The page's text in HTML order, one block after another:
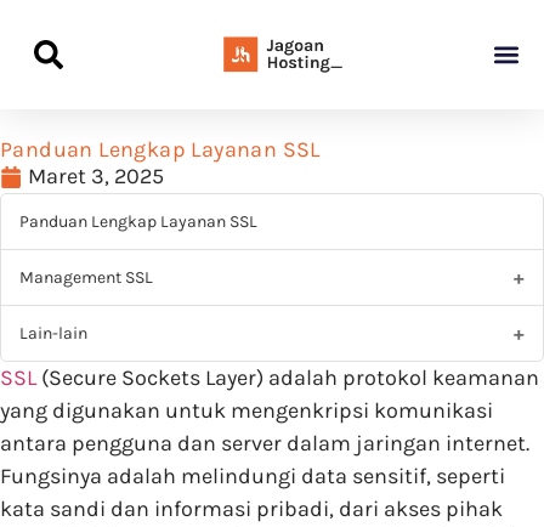
Panduan Lengkap Layanan SSL
Maret 3, 2025
Panduan Lengkap Layanan SSL
Management SSL
Lain-lain
SSL(Secure Sockets Layer) adalah protokol keamanan
yang digunakan untuk mengenkripsi komunikasi
antara pengguna dan server dalam jaringan internet.
Fungsinya adalah melindungi data sensitif, seperti
kata sandi dan informasi pribadi, dari akses pihak